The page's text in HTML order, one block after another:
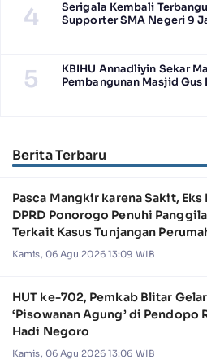
4
Serigala Kembali
Supporter SMA Negeri 9
5
KBIHU Annadliyin Sekar
Pembangunan Masjid Gus
Berita Terbaru
Pasca Mangkir karena Sakit, Eks
DPRD Ponorogo Penuhi
Terkait Kasus Tunjangan
Kamis, 06 Agu 2026 13:09 WIB
HUT ke-702, Pemkab Blitar Gelar
‘Pisowanan Agung’ di Pendopo
Hadi Negoro
Kamis, 06 Agu 2026 13:06 WIB